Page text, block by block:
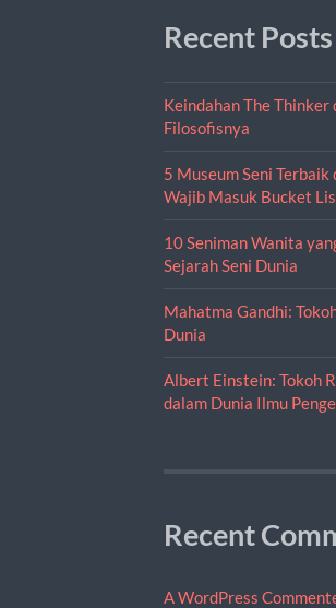
Recent Posts
Keindahan The Thinker
Filosofisnya
5 Museum Seni Terbaik
Wajib Masuk Bucket
10 Seniman Wanita
Sejarah Seni Dunia
Mahatma Gandhi:
Dunia
Albert Einstein: Tokoh
dalam Dunia Ilmu
Recent
A WordPress